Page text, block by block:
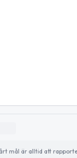
mål är alltid att